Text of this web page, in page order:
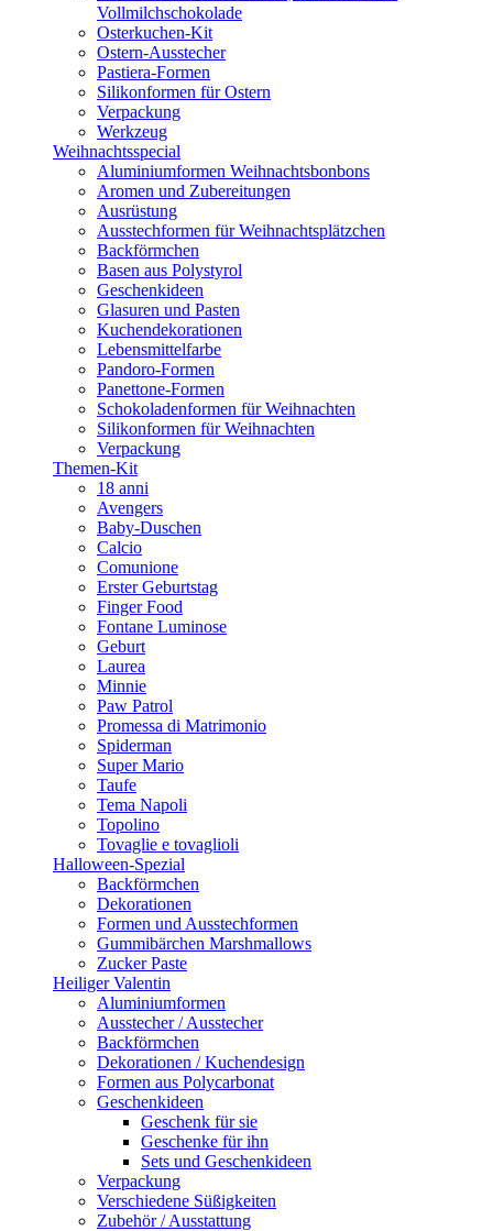
Vollmilchschokolade
Osterkuchen-Kit
Ostern-Ausstecher
Pastiera-Formen
Silikonformen für Ostern
Verpackung
Werkzeug
Weihnachtsspecial
Aluminiumformen Weihnachtsbonbons
Aromen und Zubereitungen
Ausrüstung
Ausstechformen für Weihnachtsplätzchen
Backförmchen
Basen aus Polystyrol
Geschenkideen
Glasuren und Pasten
Kuchendekorationen
Lebensmittelfarbe
Pandoro-Formen
Panettone-Formen
Schokoladenformen für Weihnachten
Silikonformen für Weihnachten
Verpackung
Themen-Kit
18 anni
Avengers
Baby-Duschen
Calcio
Comunione
Erster Geburtstag
Finger Food
Fontane Luminose
Geburt
Laurea
Minnie
Paw Patrol
Promessa di Matrimonio
Spiderman
Super Mario
Taufe
Tema Napoli
Topolino
Tovaglie e tovaglioli
Halloween-Spezial
Backförmchen
Dekorationen
Formen und Ausstechformen
Gummibärchen Marshmallows
Zucker Paste
Heiliger Valentin
Aluminiumformen
Ausstecher / Ausstecher
Backförmchen
Dekorationen / Kuchendesign
Formen aus Polycarbonat
Geschenkideen
Geschenk für sie
Geschenke für ihn
Sets und Geschenkideen
Verpackung
Verschiedene Süßigkeiten
Zubehör / Ausstattung